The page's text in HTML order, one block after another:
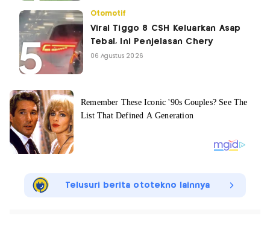
Otomotif
Viral Tiggo 8 CSH Keluarkan Asap
Tebal, Ini Penjelasan Chery
06 Agustus 2026
Telusuri berita ototekno lainnya